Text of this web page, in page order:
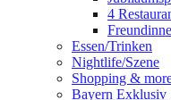
4
Essen/Trinken
Nightlife/Szene
Shopping &
Bayern Exklusiv